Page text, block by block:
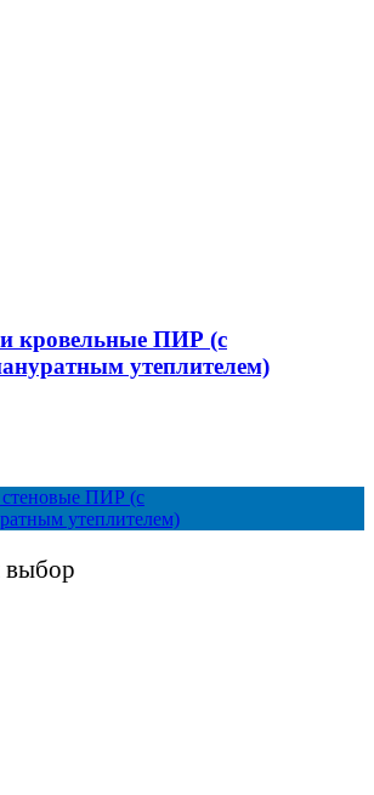
кровельные ПИР (с
утеплителем)